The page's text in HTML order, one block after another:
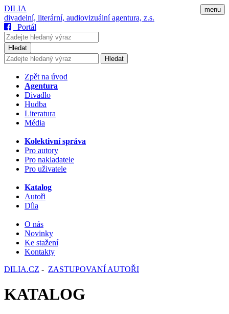
menu
DILIA
divadelní, literární, audiovizuální agentura, z.s.
Portál
Hledat
Hledat
Zpět na úvod
Agentura
Divadlo
Hudba
Literatura
Média
Kolektivní správa
Pro autory
Pro nakladatele
Pro uživatele
Katalog
Autoři
Díla
O nás
Novinky
Ke stažení
Kontakty
DILIA.CZ - ZASTUPOVANÍ AUTOŘI
KATALOG